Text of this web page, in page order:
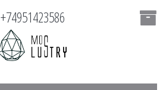
+74951423586